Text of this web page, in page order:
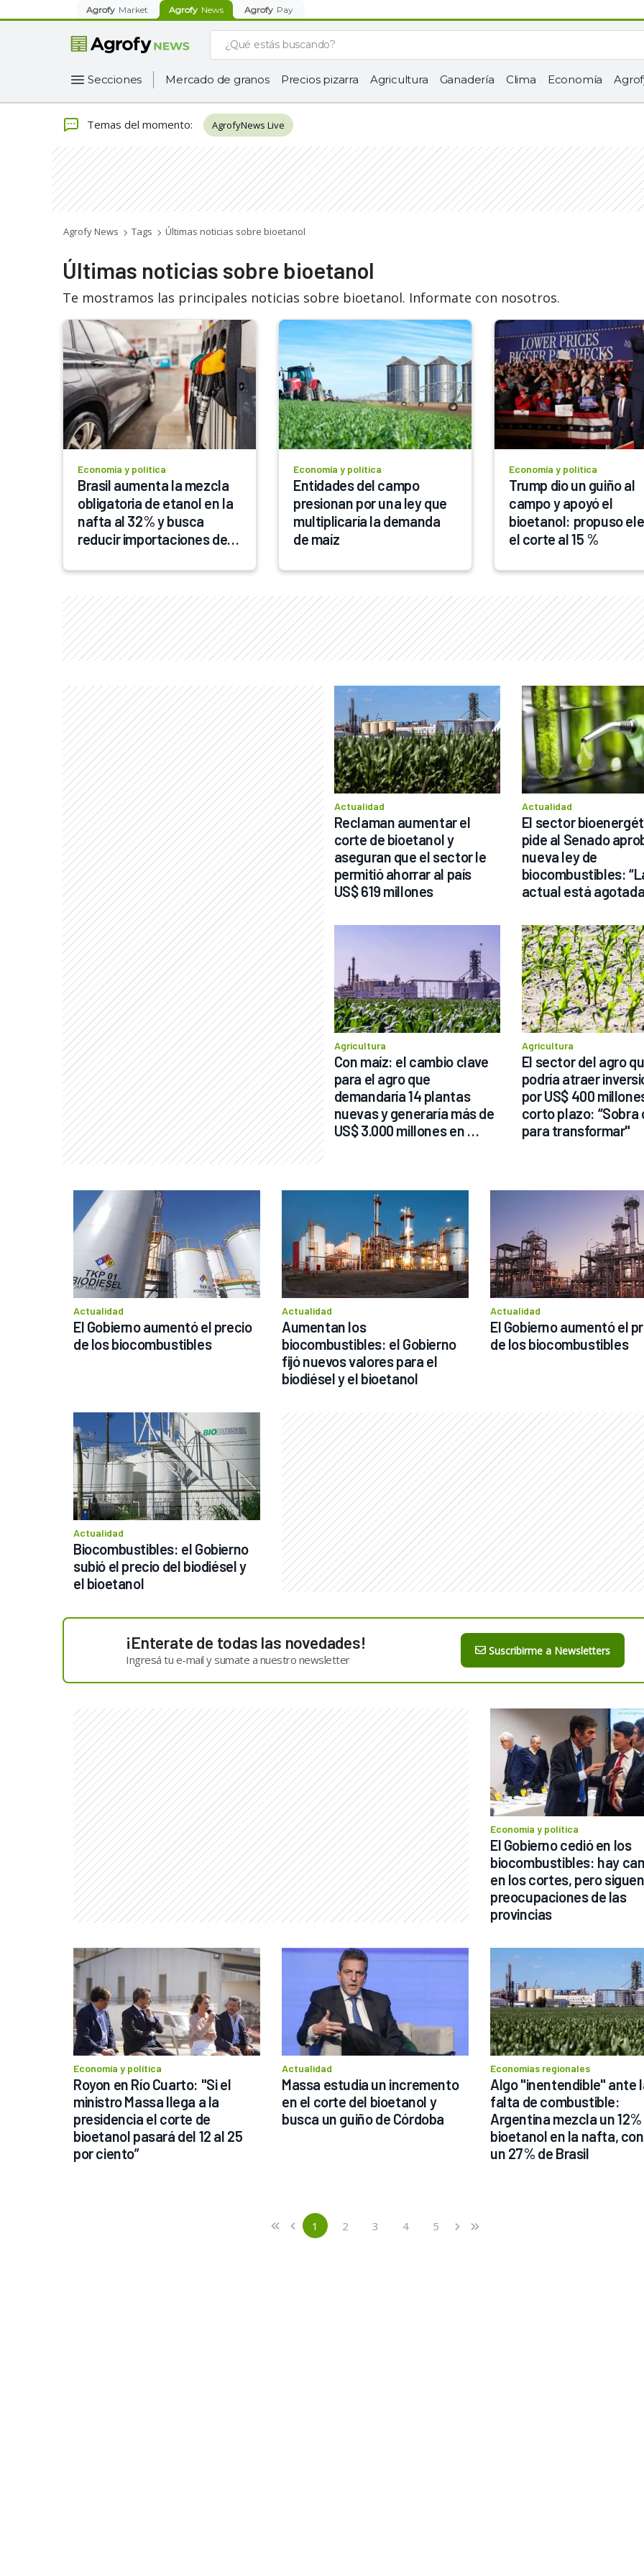
Agrofy Market Agrofy News Agrofy Pay
Secciones Mercado de granos Precios pizarra Agricultura Ganadería Clima Economía
Temas del momento: AgrofyNews Live
Agrofy News Tags Últimas noticias sobre bioetanol
Últimas noticias sobre bioetanol
Te mostramos las principales noticias sobre bioetanol. Informate con nosotros.
Economía y política
Brasil aumenta la mezcla
obligatoria de etanol en la
nafta al 32% y busca
reducir importaciones de
Economía y política
Entidades del campo
presionan por una ley que
multiplicaría la demanda
de maíz
Economía y política
Trump dio un guiño al
campo y apoyó el
bioetanol: propuso
el corte al 15 %
Actualidad
Reclaman aumentar el
corte de bioetanol y
aseguran que el sector le
permitió ahorrar al país
US$ 619 millones
Actualidad
El sector
pide al Senado
nueva ley de
biocombustibles:
actual está
Agricultura
Con maíz: el cambio clave
para el agro que
demandaría 14 plantas
nuevas y generaría más de
US$ 3.000 millones en
Agricultura
El sector del agro
podría atraer
por US$ 400
corto plazo: “Sobra
para transformar"
Actualidad
El Gobierno aumentó el precio
de los biocombustibles
Actualidad
Aumentan los
biocombustibles: el Gobierno
fijó nuevos valores para el
biodiésel y el bioetanol
Actualidad
El Gobierno aumentó el
de los biocombustibles
Actualidad
Biocombustibles: el Gobierno
subió el precio del biodiésel y
el bioetanol
¡Enterate de todas las novedades!
Ingresá tu e-mail y sumate a nuestro newsletter
Suscribirme a Newsletters
Economía y política
El Gobierno cedió en los
biocombustibles: hay
en los cortes, pero
preocupaciones de las
provincias
Economía y política
Royon en Río Cuarto: "Si el
ministro Massa llega a la
presidencia el corte de
bioetanol pasará del 12 al 25
por ciento”
Actualidad
Massa estudia un incremento
en el corte del bioetanol y
busca un guiño de Córdoba
Economías regionales
Algo "inentendible" ante
falta de combustible:
Argentina mezcla un
bioetanol en la nafta,
un 27% de Brasil
«
First ‹
Previous 1(current)
2 3 4 5 ›
Next
»
Last